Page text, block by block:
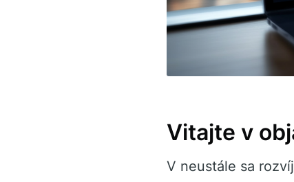
Vitajte v
V neustále sa